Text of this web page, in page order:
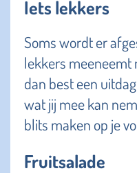
Iets lekkers
Soms wordt er
lekkers meeneemt
dan best een
wat jij mee kan
blits maken op je
Fruitsalade